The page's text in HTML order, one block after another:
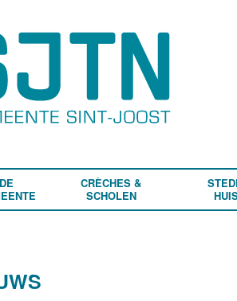
DE
CRÈCHES &
SCHOLEN